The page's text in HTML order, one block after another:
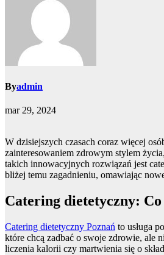
Byadmin
mar 29, 2024
W dzisiejszych czasach coraz więcej
zainteresowaniem zdrowym stylem
takich innowacyjnych rozwiązań jest
bliżej temu zagadnieniu, omawiając
Catering dietetyczny:
Catering dietetyczny Poznań to usługa
które chcą zadbać o swoje zdrowie, ale
liczenia kalorii czy martwienia się o